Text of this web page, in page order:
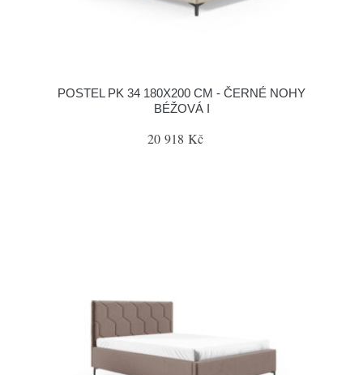
POSTEL PK 34 180X200 CM - ČERNÉ NOHY
BÉŽOVÁ I
20 918 Kč